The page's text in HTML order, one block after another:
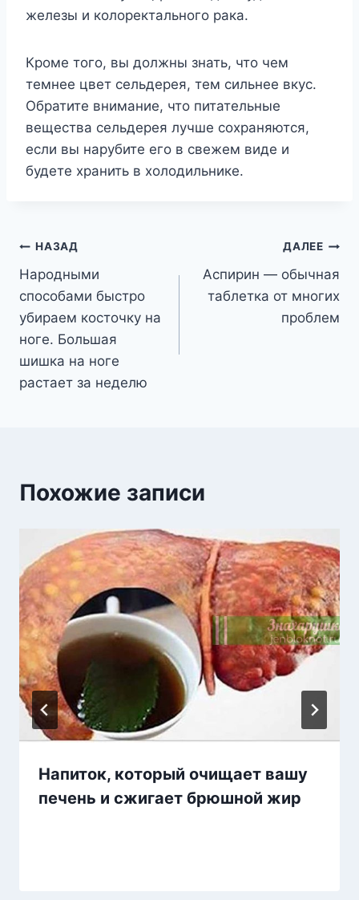
железы и колоректального рака.
Кроме того, вы должны знать, что чем
темнее цвет сельдерея, тем сильнее вкус.
Обратите внимание, что питательные
вещества сельдерея лучше сохраняются,
если вы нарубите его в свежем виде и
будете хранить в холодильнике.
Навигация
по
записям
НАЗАД
Народными
способами быстро
убираем косточку на
ноге. Большая
шишка на ноге
растает за неделю
ДАЛЕЕ
Аспирин — обычная
таблетка от многих
проблем
Похожие записи
Напиток, который очищает вашу
печень и сжигает брюшной жир